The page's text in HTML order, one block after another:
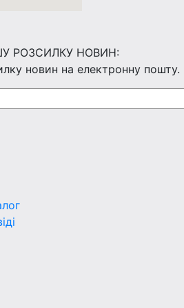
РОЗСИЛКУ НОВИН:
новин на електронну пошту.